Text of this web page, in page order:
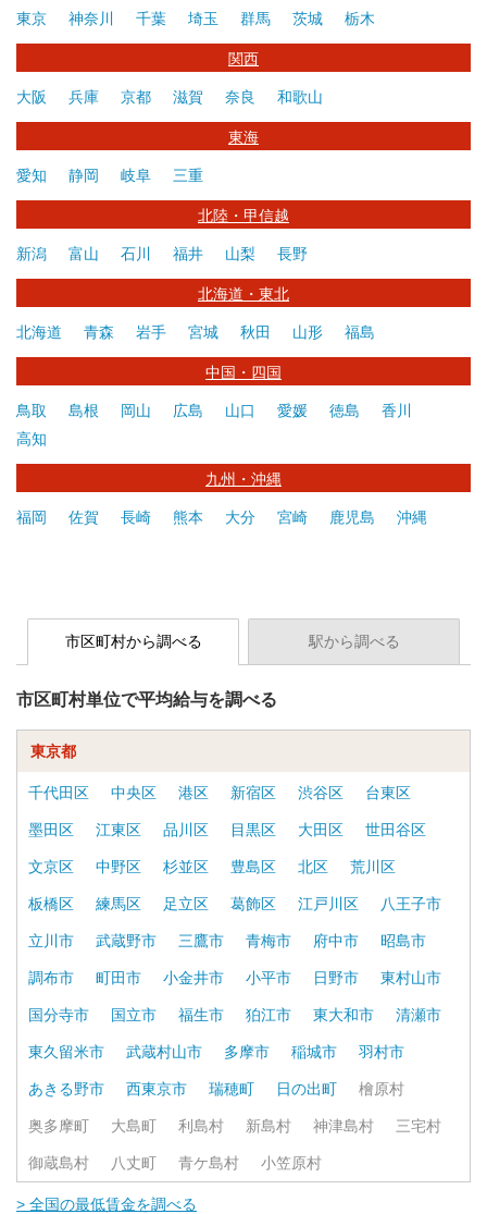
東京 神奈川 千葉 埼玉 群馬 茨城 栃木
関西
大阪 兵庫 京都 滋賀 奈良 和歌山
東海
愛知 静岡 岐阜 三重
北陸・甲信越
新潟 富山 石川 福井 山梨 長野
北海道・東北
北海道 青森 岩手 宮城 秋田 山形 福島
中国・四国
鳥取 島根 岡山 広島 山口 愛媛 徳島
香川
高知
九州・沖縄
福岡 佐賀 長崎 熊本 大分 宮崎 鹿児島 沖縄
市区町村から調べる 駅から調べる
市区町村単位で平均給与を調べる
東京都
千代田区 中央区 港区 新宿区 渋谷区 台東区
墨田区 江東区 品川区 目黒区 大田区 世田谷区
文京区 中野区 杉並区 豊島区 北区 荒川区
板橋区 練馬区 足立区 葛飾区 江戸川区 八王子市
立川市 武蔵野市 三鷹市 青梅市 府中市 昭島市
調布市 町田市 小金井市 小平市 日野市 東村山市
国分寺市 国立市 福生市 狛江市 東大和市 清瀬市
東久留米市 武蔵村山市 多摩市 稲城市 羽村市
あきる野市 西東京市 瑞穂町 日の出町 檜原村
奥多摩町 大島町 利島村 新島村 神津島村 三宅村
御蔵島村 八丈町 青ケ島村 小笠原村
> 全国の最低賃金を調べる